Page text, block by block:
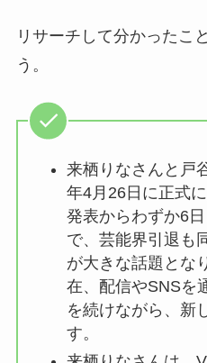
リサーチして分かったこ
う。
来栖りなさんと戸
年4月26日に正式
発表からわずか6
で、芸能界引退も
が大きな話題とな
在、配信やSNSを
を続けながら、新
す。